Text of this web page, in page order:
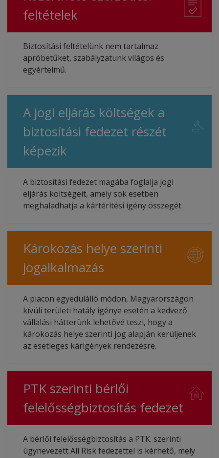
feltételek
Biztosítási feltételünk nem tartalmaz
apróbetűket, szabályzatunk világos és
egyértelmű.
A jogi eljárás költségek a
biztosítási fedezet részét
képezik
A biztosítási fedezet magába foglalja jogi
eljárás költségeit, amely sok esetben
meghaladhatja a kártérítési igény összegét.
Károkozás helye szerinti
jogalkalmazás
A piacon egyedülálló módon, Magyarországon
kívüli területi hatály igénye esetén a kedvező
vállalási hátterünk lehetővé teszi, hogy a
károkozás helye szerinti jog alapján kerüljenek
az esetleges kárigények rendezésre.
PTK szerinti bérlői
felelősségbiztosítás fedezet
A bérlői felelősségbiztosítás a PTK. szerinti
úgynevezett All Risk fedezettel is kérhető, mely